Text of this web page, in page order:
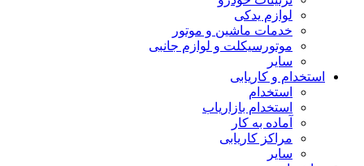
لوازم یدکی
خدمات ماشین و موتور
موتورسیکلت و لوازم جانبی
سایر
استخدام و کاریابی
استخدام
استخدام بازاریاب
آماده به کار
مراکز کاریابی
سایر